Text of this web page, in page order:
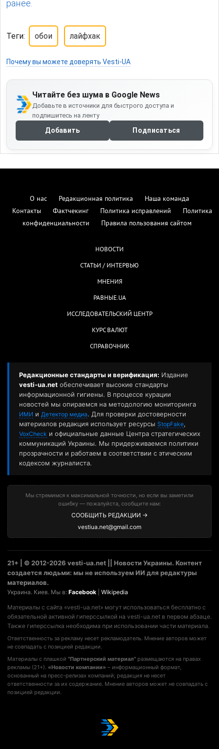
ранее.
Теги: обои лайфхак
Почему вы можете доверять Vesti-UA
Читайте без шума в Google News
Добавьте в источники для быстрого доступа и
подпишитесь на ленту
Добавить Подписаться
О нас Редакционная политика
Наша команда
Контакты
Фактчекинг Политика исправлений
Политика
конфиденциальности
Правила пользования сайтом
НОВОСТИ
СТАТЬИ / ИНТЕРВЬЮ
МНЕНИЯ
РАВНЫЕ.UA
ИССЛЕДОВАТЕЛЬСКИЙ ЦЕНТР
КУРС ВАЛЮТ
СПРАВОЧНИК
Редакционные стандарты и верификация: Издание
vesti-ua.net обеспечивает высокие стандарты
информационной гигиены. В процессе курации
новостей мы опираемся на методологию мониторинга
ИМИ и Детектор медиа. Для проверки достоверности
материалов редакция использует ресурсы StopFake,
VoxCheck и официальные данные Центра стратегических
коммуникаций Украины. Мы придерживаемся политики
прозрачности и работаем в соответствии с этическим
кодексом журналиста.
Мы стремимся к максимальной точности, но если вы заметили
ошибку — пожалуйста, сообщите нам:
СООБЩИТЬ РЕДАКЦИИ →
vestiua.net@gmail.com
21+ | © 2012-2026 vesti-ua.net || Новости Украины. Контент
создается людьми: мы не используем ИИ для редактуры
материалов.
Украина. Киев. Мы в: Facebook Wikipedia
Материалы с сайта «vesti-ua.net» могут использоваться бесплатно с
обязательной активной гиперссылкой на vesti-ua.net в первом абзаце.
Также гиперссылка необходима при использовании части материала.
Ответственность за рекламу несет рекламодатель. Мнение авторов может
не совпадать с позицией редакции.
Материалы с плашкой "Партнерский материал" размещаются на правах
рекламы (21+). «Новости компании» – информационный формат,
основанный на пресс-релизах компаний; редакция не несет
ответственности за их содержание. Мнение авторов может не совпадать с
позицией редакции.